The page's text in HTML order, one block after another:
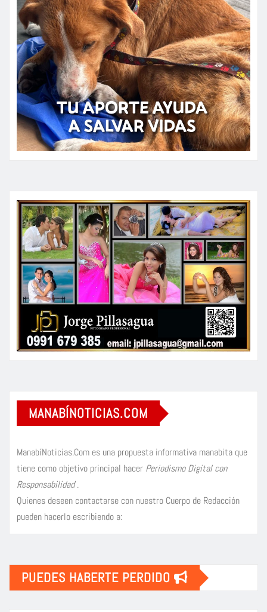
MANABÍNOTICIAS.COM
ManabíNoticias.Com es una propuesta informativa manabita que
tiene como objetivo principal hacer Periodismo Digital con
Responsabilidad.
Quienes deseen contactarse con nuestro Cuerpo de Redacción
pueden hacerlo escribiendo a:
PUEDES HABERTE PERDIDO